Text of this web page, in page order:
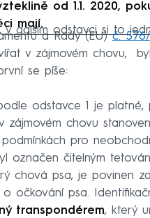
od 1.1. 2020,
mají.
dalším odstavci si to
a Rady (EU)č. 576/
v zájmovém chovu,
se píše:
odstavce 1 je platné,
chovu
pro
označen čitelným
chová psa, je povinen
očkování psa.
transpondérem, který